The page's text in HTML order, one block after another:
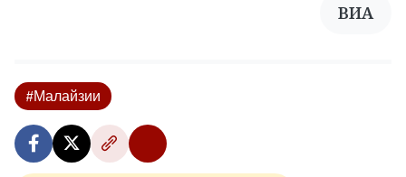
ВИА
#Малайзии